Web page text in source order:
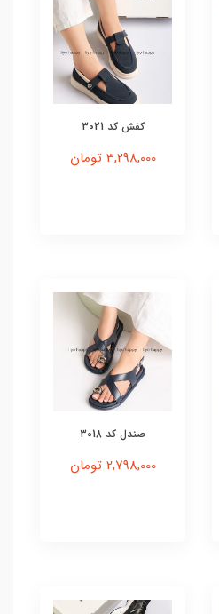
کفش کد 3021
3,298,000 تومان
صندل کد 3018
2,798,000 تومان